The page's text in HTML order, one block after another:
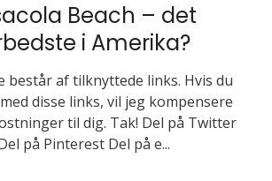
Beach – det
i Amerika?
består af tilknyttede links. Hvis du
disse links, vil jeg kompensere
til dig. Tak! Del på Twitter
på Pinterest Del på e...